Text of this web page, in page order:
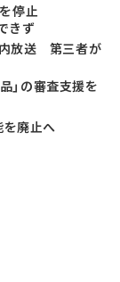
を停止
きず
内放送 第三者が
」の審査支援を
廃止へ